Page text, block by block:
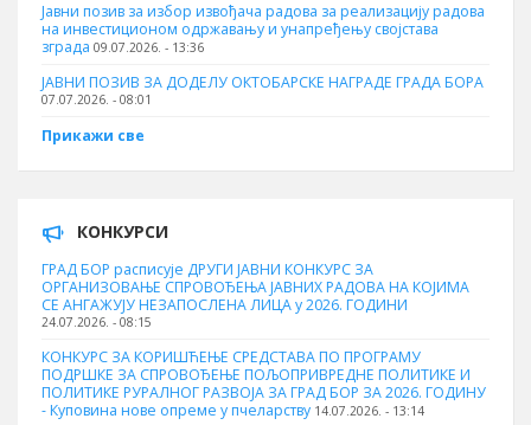
Јавни позив за избор извођача радова за реализацију радова
на инвестиционом одржавању и унапређењу својстава
зграда 09.07.2026. - 13:36
ЈАВНИ ПОЗИВ ЗА ДОДЕЛУ ОКТOБАРСКЕ НАГРАДЕ ГРАДА БОРА
07.07.2026. - 08:01
Прикажи све
КОНКУРСИ
ГРАД БОР расписује ДРУГИ ЈАВНИ КОНКУРС ЗА
ОРГАНИЗОВАЊЕ СПРОВОЂЕЊА ЈАВНИХ РАДОВА НА КОЈИМА
СЕ АНГАЖУЈУ НЕЗАПОСЛЕНА ЛИЦА у 2026. ГОДИНИ
24.07.2026. - 08:15
КОНКУРС ЗА КОРИШЋЕЊЕ СРЕДСТАВА ПО ПРОГРАМУ
ПОДРШКЕ ЗА СПРОВОЂЕЊЕ ПОЉОПРИВРЕДНЕ ПОЛИТИКЕ И
ПОЛИТИКЕ РУРАЛНОГ РАЗВОЈА ЗА ГРАД БОР ЗА 2026. ГОДИНУ
- Куповина нове опреме у пчеларству 14.07.2026. - 13:14